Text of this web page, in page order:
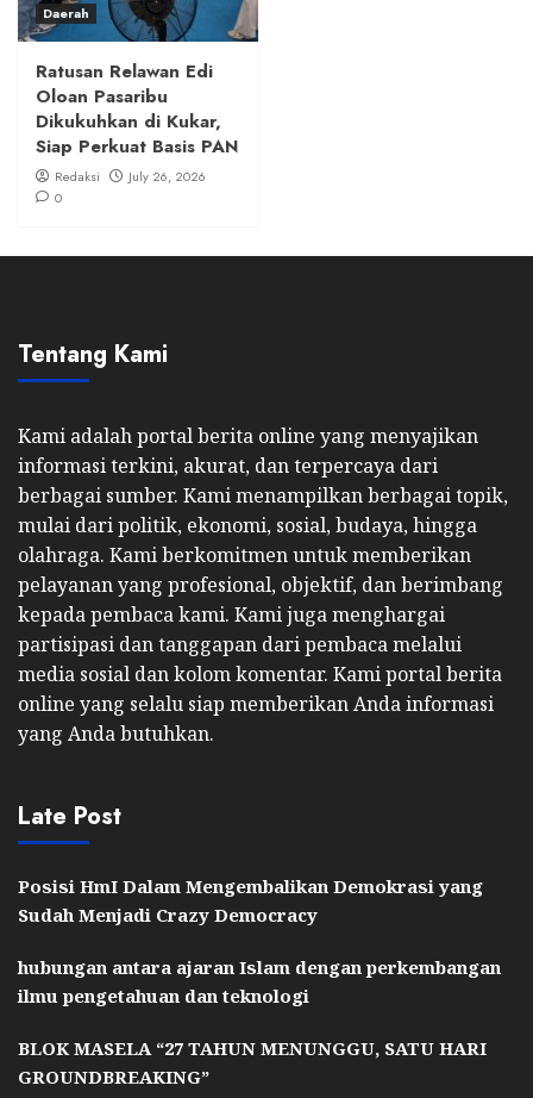
Daerah
Ratusan Relawan Edi
Oloan Pasaribu
Dikukuhkan di Kukar,
Siap Perkuat Basis PAN
Redaksi
July 26, 2026
0
Tentang Kami
Kami adalah portal berita online yang menyajikan
informasi terkini, akurat, dan terpercaya dari
berbagai sumber. Kami menampilkan berbagai topik,
mulai dari politik, ekonomi, sosial, budaya, hingga
olahraga. Kami berkomitmen untuk memberikan
pelayanan yang profesional, objektif, dan berimbang
kepada pembaca kami. Kami juga menghargai
partisipasi dan tanggapan dari pembaca melalui
media sosial dan kolom komentar. Kami portal berita
online yang selalu siap memberikan Anda informasi
yang Anda butuhkan.
Late Post
Posisi HmI Dalam Mengembalikan Demokrasi yang
Sudah Menjadi Crazy Democracy
hubungan antara ajaran Islam dengan perkembangan
ilmu pengetahuan dan teknologi
BLOK MASELA “27 TAHUN MENUNGGU, SATU HARI
GROUNDBREAKING”